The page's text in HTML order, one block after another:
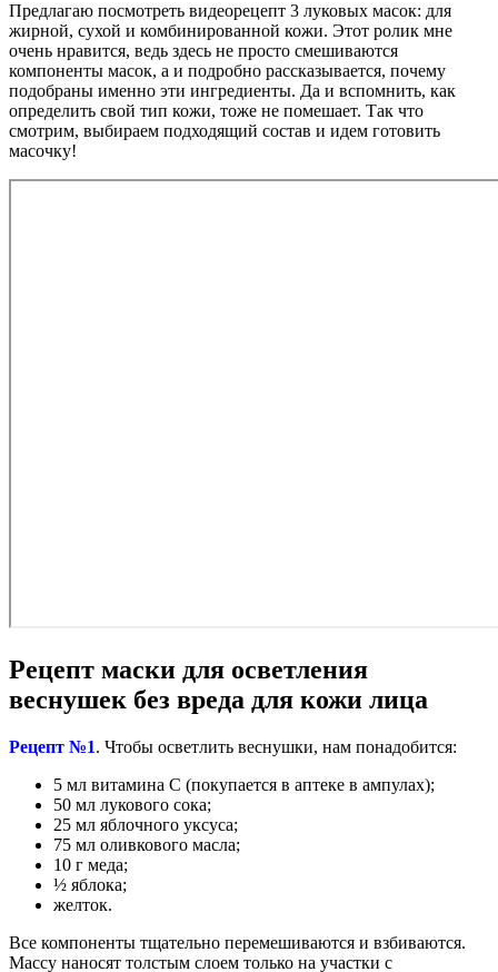
Предлагаю посмотреть видеорецепт 3 луковых масок: для
жирной, сухой и комбинированной кожи. Этот ролик мне
очень нравится, ведь здесь не просто смешиваются
компоненты масок, а и подробно рассказывается, почему
подобраны именно эти ингредиенты. Да и вспомнить, как
определить свой тип кожи, тоже не помешает. Так что
смотрим, выбираем подходящий состав и идем готовить
масочку!
Рецепт маски для осветления
веснушек без вреда для кожи лица
Рецепт №1. Чтобы осветлить веснушки, нам понадобится:
5 мл витамина С (покупается в аптеке в ампулах);
50 мл лукового сока;
25 мл яблочного уксуса;
75 мл оливкового масла;
10 г меда;
½ яблока;
желток.
Все компоненты тщательно перемешиваются и взбиваются.
Массу наносят толстым слоем только на участки с